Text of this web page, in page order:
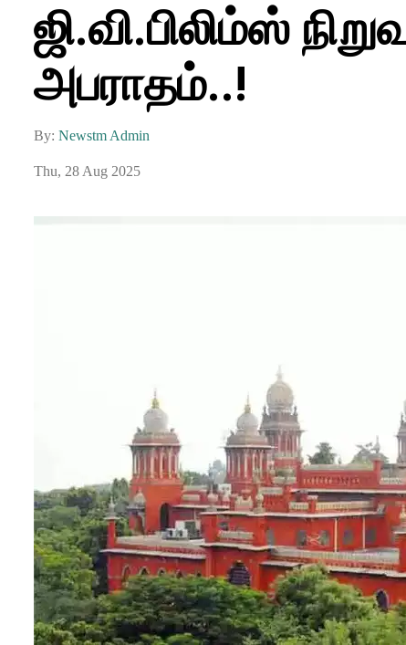
ஜி.வி.பிலிம்ஸ்
அபராதம்..!
By: Newstm Admin
Thu, 28 Aug 2025